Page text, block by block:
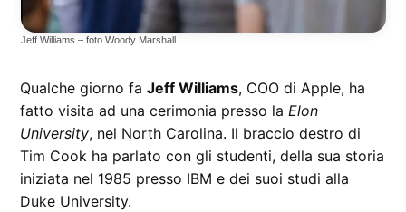
Jeff Williams – foto Woody Marshall
Qualche giorno faJeff Williams, COO di Apple, ha
fatto visita ad una cerimonia presso laElon
University, nel North Carolina. Il braccio destro di
Tim Cook ha parlato con gli studenti, della sua storia
iniziata nel 1985 presso IBM e dei suoi studi alla
Duke University.